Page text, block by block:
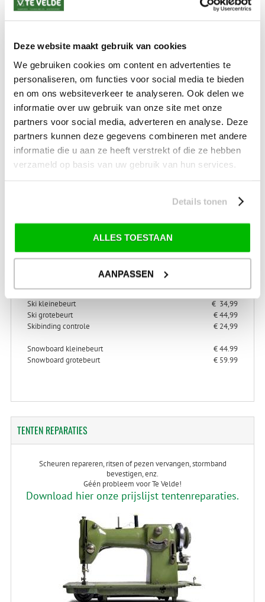
Deze website maakt gebruik van cookies
We gebruiken cookies om content en advertenties te
personaliseren, om functies voor social media te bieden
en om ons websiteverkeer te analyseren. Ook delen we
informatie over uw gebruik van onze site met onze
partners voor social media, adverteren en analyse. Deze
partners kunnen deze gegevens combineren met andere
informatie die u aan ze heeft verstrekt of die ze hebben
verzameld op basis van uw gebruik van hun services.
Details tonen
ALLES TOESTAAN
AANPASSEN
*) Voor grotere pakketverzendingen en bijzondere (buitenland) bestemmingen kunnen
Waar is ons bedrijf gevestigd?
Drentse Poort 7
Nieuw Buinen (Stadskanaal)
+31 (0) 599-613946
info@tevelde.nl
Schrijf je in voor onze nieuwsbrief!
SKI-SNOWBOARDONDERHOUD
> Alles over ski-binding controle
Ski kleinebeurt
€ 34,99
Ski grotebeurt
€ 44,99
Skibinding controle
€ 24,99
Snowboard kleinebeurt
€ 44.99
Snowboard grotebeurt
€ 59.99
TENTENREPARATIES
Scheuren repareren, ritsen of pezen vervangen, stormband
bevestigen, enz.
Géén probleem voor Te Velde!
Download hier onze prijslijst tentenreparaties.